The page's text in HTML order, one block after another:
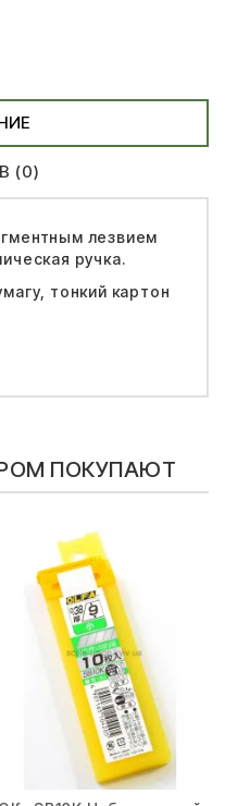
(0)
лезвием
ручка.
тонкий картон
ПОКУПАЮТ